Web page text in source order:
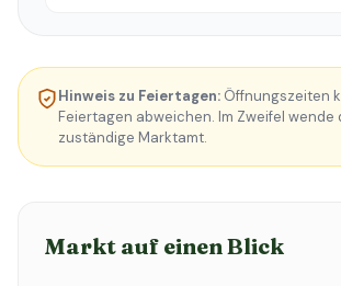
Hinweis zu Feiertagen: Öffnungszeiten
Feiertagen abweichen. Im Zweifel wende
zuständige Marktamt.
Markt auf einen Blick